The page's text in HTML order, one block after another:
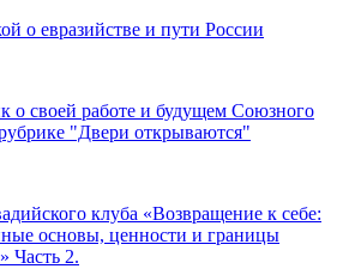
о евразийстве и пути России
о своей работе и будущем Союзного
рубрике "Двери открываются"
клуба «Возвращение к себе:
основы, ценности и границы
Часть 2.